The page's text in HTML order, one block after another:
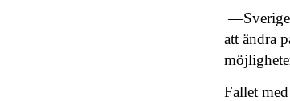
—Sverige
att ändra
Fallet